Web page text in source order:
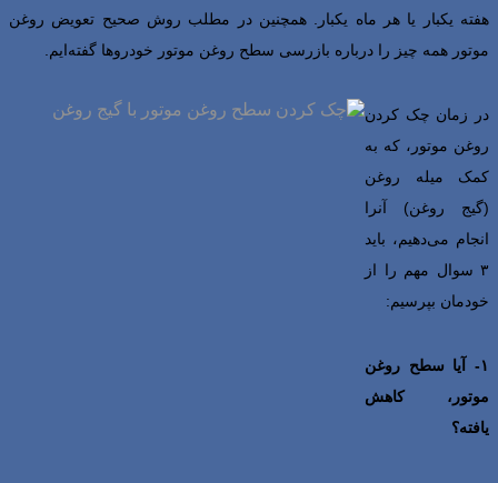
هفته یکبار یا هر ماه یکبار. همچنین در مطلب روش صحیح تعویض روغن
موتور همه چیز را درباره بازرسی سطح روغن موتور خودروها گفته‌ایم.
در زمان چک کردن
روغن موتور، که به
کمک میله روغن
(گیج روغن) آنرا
انجام می‌دهیم، باید
۳ سوال مهم را از
خودمان بپرسیم:
۱- آیا سطح روغن
موتور، کاهش
یافته؟